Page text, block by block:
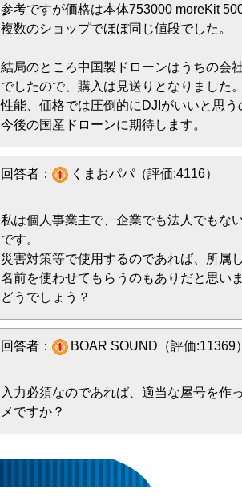
参考ですが価格は本体753000 moreKit
複数のショップでほぼ同じ値段でした。
結局のところ中国製ドローンはうちの会
でしたので、購入は見送りとなりました
性能、価格では圧倒的にDJIがいいと思う
今後の国産ドローンに期待します。
回答者： くまおパパ（評価:4116）
私は個人事業主で、企業でも法人でもな
です。
災害対策等で使用するのであれば、所属
名前を使わせてもらうのもありだと思い
どうでしょう？
回答者： BOAR SOUND（評価:11369
入力必須なのであれば、適当な屋号を作
メですか？